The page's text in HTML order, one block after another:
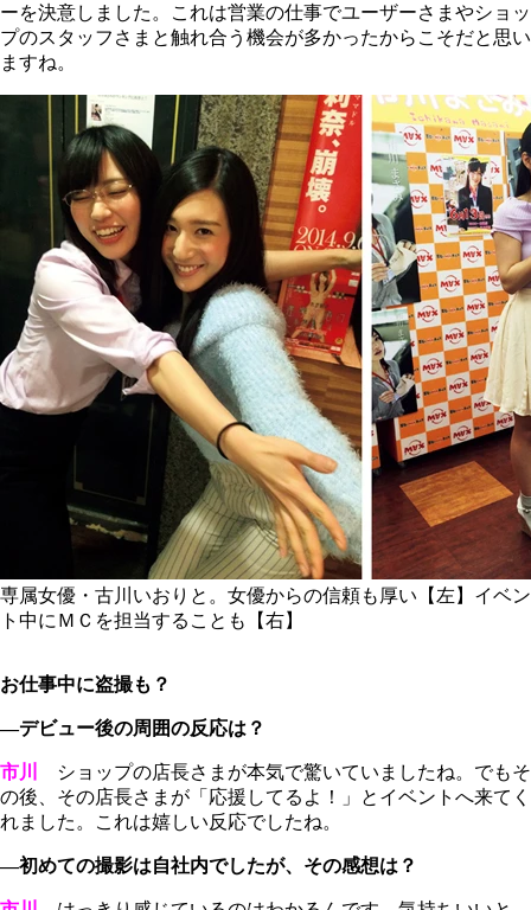
ーを決意しました。これは営業の仕事でユーザーさまやショッ
プのスタッフさまと触れ合う機会が多かったからこそだと思い
ますね。
専属女優・古川いおりと。女優からの信頼も厚い【左】イベン
ト中にＭＣを担当することも【右】
お仕事中に盗撮も？
―デビュー後の周囲の反応は？
市川
ショップの店長さまが本気で驚いていましたね。でもそ
の後、その店長さまが「応援してるよ！」とイベントへ来てく
れました。これは嬉しい反応でしたね。
―初めての撮影は自社内でしたが、その感想は？